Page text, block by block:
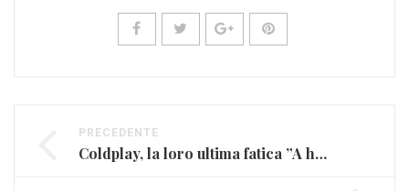
PRECEDENTE
Coldplay, la loro ultima fatica ”A head full of dreams” (RECENSIONE)